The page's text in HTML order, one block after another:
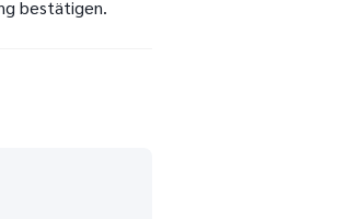
bestätigen.